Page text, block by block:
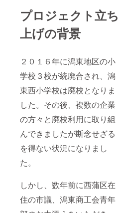
プロジェクト立ち
上げの背景
２０１６年に潟東地区の小
学校３校が統廃合され、潟
東西小学校は廃校となりま
した。その後、複数の企業
の方々と廃校利用に取り組
んできましたが断念せざる
を得ない状況になりまし
た。
しかし、数年前に西蒲区在
住の市議、潟東商工会青年